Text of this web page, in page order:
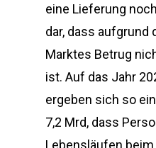
eine Lieferung
dar, dass aufgrund
Marktes Betrug
ist. Auf das Jahr
ergeben sich so
7,2 Mrd, dass
Lebensläufen